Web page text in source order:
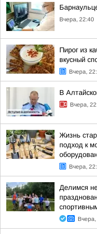
Вчера, 22:40
Пирог из
вкусный
Вчера,
В
Вчера,
Жизнь
подход к
Вчера,
Делимся